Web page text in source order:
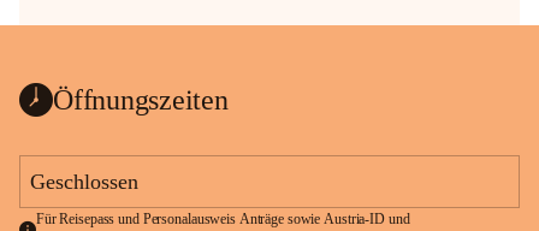
Öffnungszeiten
Geschlossen
Für Reisepass und Personalausweis Anträge sowie Austria-ID und